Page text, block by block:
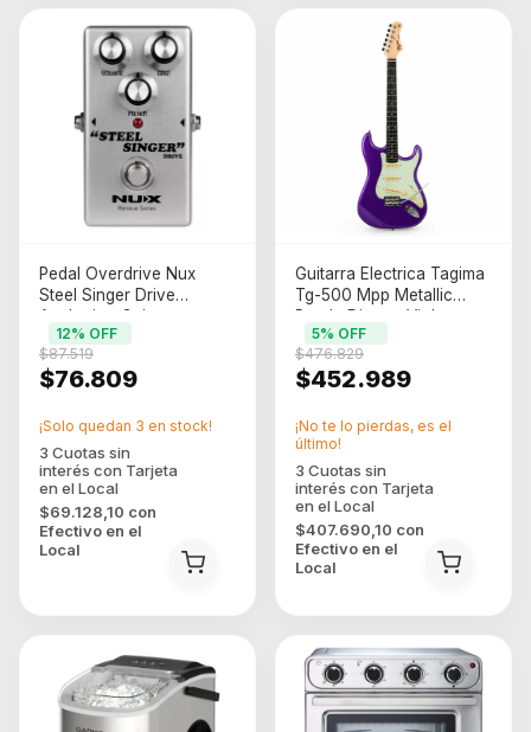
Pedal Overdrive Nux
Steel Singer Drive
Analogico Guitarra
Electrica Plateado
$76.809
$87.519
12% OFF
$69.128,10 con
Efectivo en el
Local
¡Solo quedan 3 en stock!
Guitarra Electrica Tagima
Tg-500 Mpp Metallic
Purple Diestro Violeta
Oscuro Palo De Rosa
$452.989
$476.829
5% OFF
$407.690,10 con
Efectivo en el
Local
¡No te lo pierdas, es el
último!